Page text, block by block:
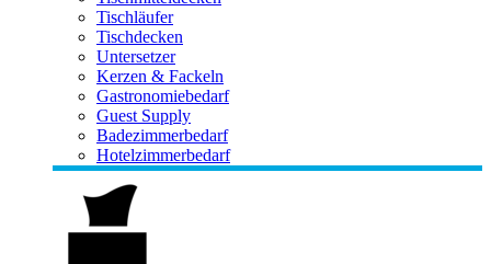
Tischläufer
Tischdecken
Untersetzer
Kerzen & Fackeln
Gastronomiebedarf
Guest Supply
Badezimmerbedarf
Hotelzimmerbedarf